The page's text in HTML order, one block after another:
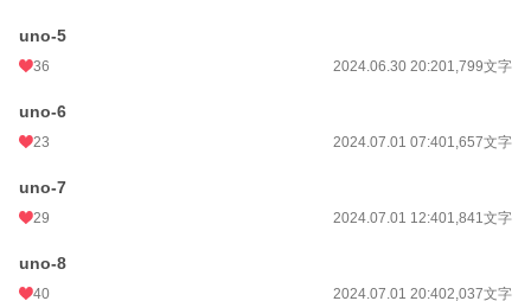
uno-5
36 2024.06.30 20:201,799文字
uno-6
23 2024.07.01 07:401,657文字
uno-7
29 2024.07.01 12:401,841文字
uno-8
40 2024.07.01 20:402,037文字